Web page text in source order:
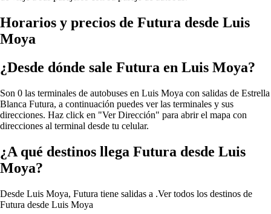
Horarios y precios de Futura desde Luis
Moya
¿Desde dónde sale Futura en Luis Moya?
Son 0 las terminales de autobuses en Luis Moya con salidas de Estrella
Blanca Futura, a continuación puedes ver las terminales y sus
direcciones. Haz click en "Ver Dirección" para abrir el mapa con
direcciones al terminal desde tu celular.
¿A qué destinos llega Futura desde Luis
Moya?
Desde Luis Moya, Futura tiene salidas a .Ver todos los destinos de
Futura desde Luis Moya